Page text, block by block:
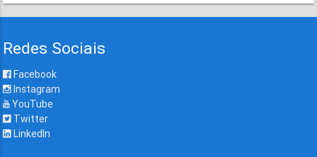
Redes Sociais
Facebook
Instagram
YouTube
Twitter
LinkedIn